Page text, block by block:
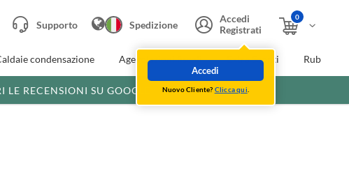
Supporto Spedizione
Accedi
Registrati
Accedi
Nuovo Cliente? Clicca qui
0
condensazione Agevolazioni fiscali Extra Sconti
LE RECENSIONI SU GOOGLE